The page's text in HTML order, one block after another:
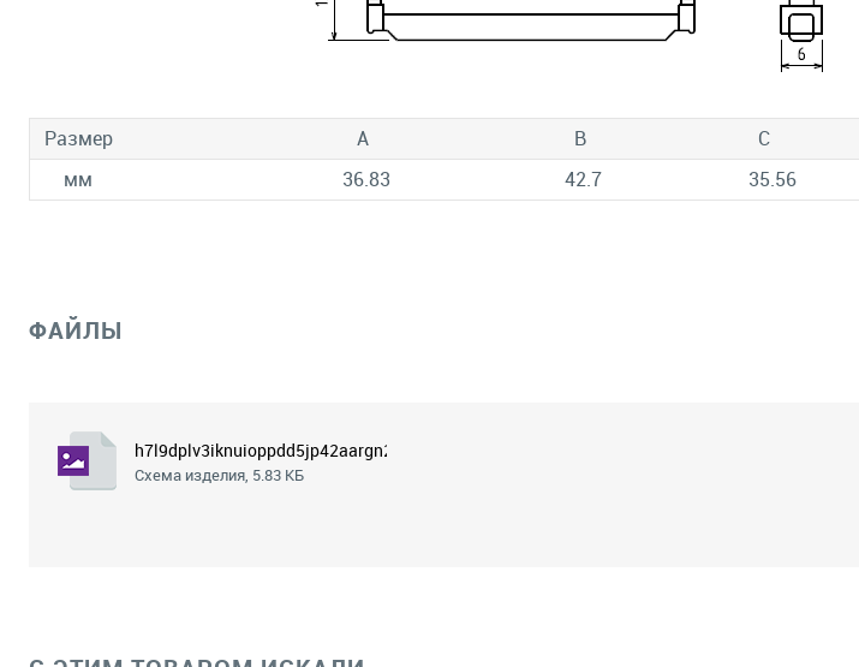
Размер A B C
мм
36.83 42.7 35.56
ФАЙЛЫ
h7l9dplv3iknuioppdd5jp42aargn2fr.png
Схема изделия, 5.83 КБ